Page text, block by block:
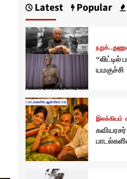
Latest Popular
“லிட்டில்
யமகுச்சி
இலக்கியம்